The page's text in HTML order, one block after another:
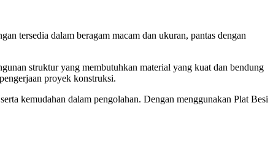
tersedia dalam beragam macam dan ukuran, pantas dengan
struktur yang membutuhkan material yang kuat dan bendung
proyek konstruksi.
kemudahan dalam pengolahan. Dengan menggunakan Plat Besi